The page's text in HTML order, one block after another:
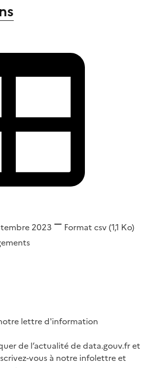
2023 Format csv(1,1 Ko)
lettre d'information
de l’actualité de data.gouv.fr et
vous à notre infolettre et